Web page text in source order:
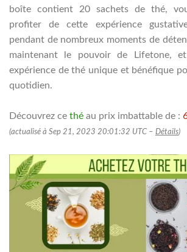
boîte contient 20 sachets de thé,
profiter de cette expérience
pendant de nombreux moments de
maintenant le pouvoir de Lifetone,
expérience de thé unique et bénéfique
quotidien.
Découvrez ce thé au prix imbattable de :
(actualisé à Sep 21, 2023 20:01:32 UTC – Détails)